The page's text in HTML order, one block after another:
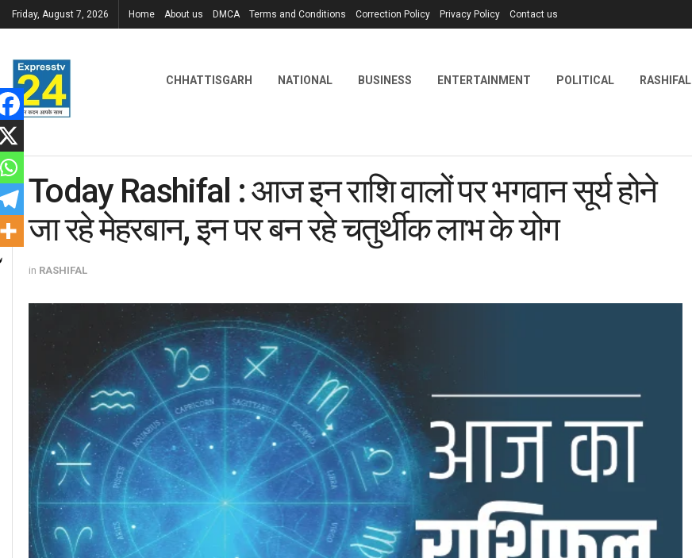
Friday, August 7, 2026 Home About us DMCA Terms and Conditions Correction Policy Privacy Policy Contact us
CHHATTISGARH NATIONAL BUSINESS ENTERTAINMENT POLITICAL RASHIFAL
Today Rashifal : आज इन राशि वालों पर भगवान सूर्य होने
जा रहे मेहरबान, इन पर बन रहे चतुर्थीक लाभ के योग
in RASHIFAL